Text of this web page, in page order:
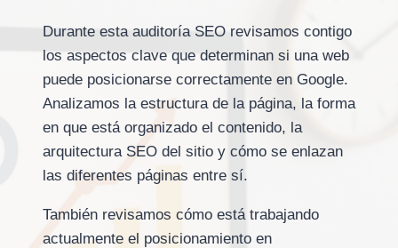
Durante esta auditoría SEO revisamos contigo
los aspectos clave que determinan si una web
puede posicionarse correctamente en Google.
Analizamos la estructura de la página, la forma
en que está organizado el contenido, la
arquitectura SEO del sitio y cómo se enlazan
las diferentes páginas entre sí.
También revisamos cómo está trabajando
actualmente el posicionamiento en